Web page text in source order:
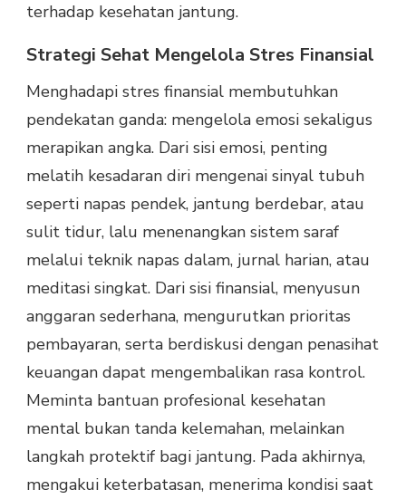
terhadap kesehatan jantung.
Strategi Sehat Mengelola Stres Finansial
Menghadapi stres finansial membutuhkan
pendekatan ganda: mengelola emosi sekaligus
merapikan angka. Dari sisi emosi, penting
melatih kesadaran diri mengenai sinyal tubuh
seperti napas pendek, jantung berdebar, atau
sulit tidur, lalu menenangkan sistem saraf
melalui teknik napas dalam, jurnal harian, atau
meditasi singkat. Dari sisi finansial, menyusun
anggaran sederhana, mengurutkan prioritas
pembayaran, serta berdiskusi dengan penasihat
keuangan dapat mengembalikan rasa kontrol.
Meminta bantuan profesional kesehatan
mental bukan tanda kelemahan, melainkan
langkah protektif bagi jantung. Pada akhirnya,
mengakui keterbatasan, menerima kondisi saat